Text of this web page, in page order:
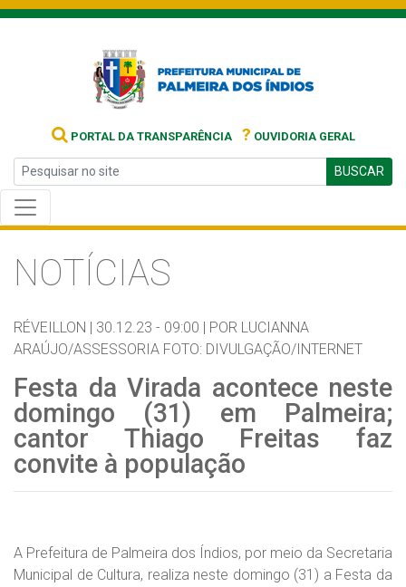
PORTAL DA TRANSPARÊNCIA ? OUVIDORIA GERAL
BUSCAR
NOTÍCIAS
RÉVEILLON | 30.12.23 - 09:00 | POR LUCIANNA
ARAÚJO/ASSESSORIA FOTO: DIVULGAÇÃO/INTERNET
Festa da Virada acontece neste
domingo (31) em Palmeira;
cantor Thiago Freitas faz
convite à população
A Prefeitura de Palmeira dos Índios, por meio da Secretaria
Municipal de Cultura, realiza neste domingo (31) a Festa da